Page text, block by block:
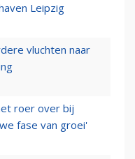
Leipzig
vluchten naar
roer over bij
fase van groei'